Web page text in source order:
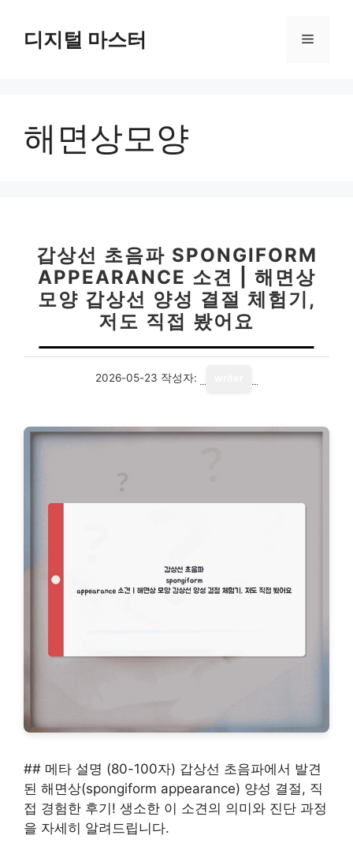
디지털 마스터 메
해면상모양
갑상선 초음파 SPONGIFORM
APPEARANCE 소견 | 해면상
모양 갑상선 양성 결절 체험기,
저도 직접 봤어요
2026-05-23 작성자:
## 메타 설명 (80-100자) 갑상선 초음파에서 발견
된 해면상(spongiform appearance) 양성 결절, 직
접 경험한 후기! 생소한 이 소견의 의미와 진단 과정
을 자세히 알려드립니다.